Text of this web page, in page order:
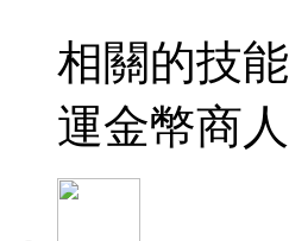
相關的技
運金幣商